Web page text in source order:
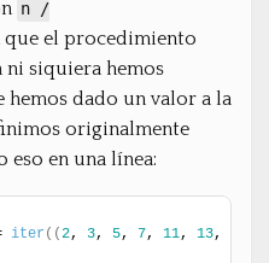
n /
que el procedimiento
ni siquiera hemos
hemos dado un valor a la
originalmente
eso en una línea:
iter ( (2, 3, 5, 7, 11, 13